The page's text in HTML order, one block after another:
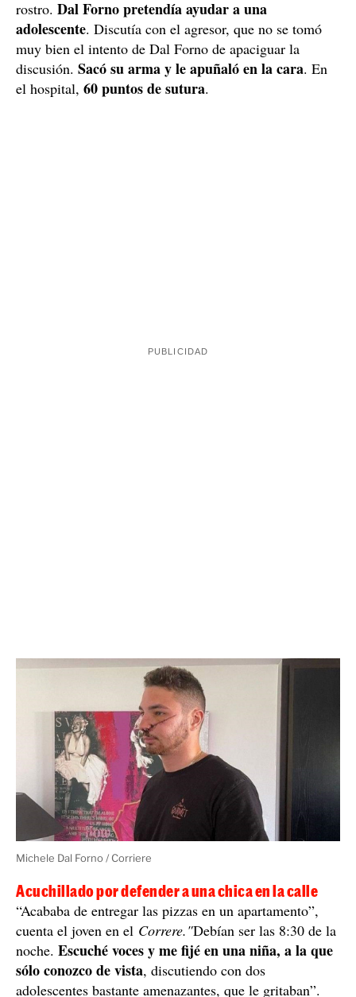
rostro. Dal Forno pretendía ayudar a una
adolescente. Discutía con el agresor, que no se tomó
muy bien el intento de Dal Forno de apaciguar la
discusión. Sacó su arma y le apuñaló en la cara. En
el hospital, 60 puntos de sutura.
Michele Dal Forno / Corriere
Acuchillado por defender a una chica en la calle
“Acababa de entregar las pizzas en un apartamento”,
cuenta el joven en el Correre."Debían ser las 8:30 de la
noche. Escuché voces y me fijé en una niña, a la que
sólo conozco de vista, discutiendo con dos
adolescentes bastante amenazantes, que le gritaban”.